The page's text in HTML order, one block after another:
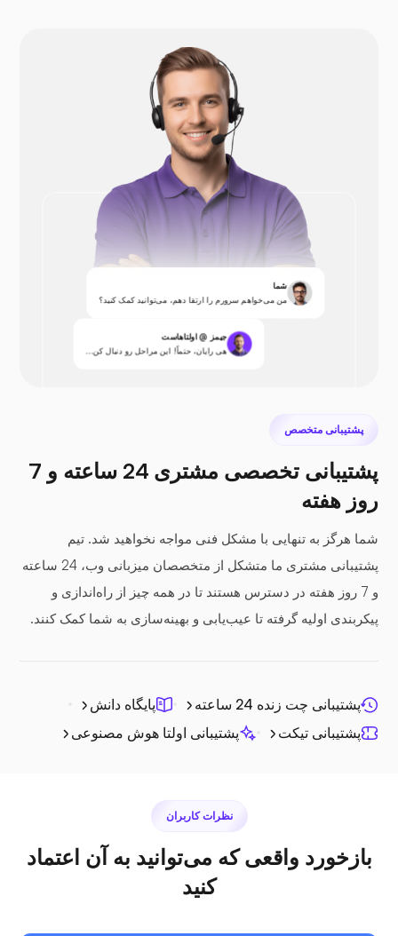
شما
من می‌خواهم سرورم را ارتقا دهم، می‌توانید کمک کنید؟
جیمز @ اولتاهاست
هی رایان، حتماً! این مراحل رو دنبال کن...
پشتیبانی متخصص
پشتیبانی تخصصی مشتری 24 ساعته و 7
روز هفته
شما هرگز به تنهایی با مشکل فنی مواجه نخواهید شد. تیم
پشتیبانی مشتری ما متشکل از متخصصان میزبانی وب، 24 ساعته
و 7 روز هفته در دسترس هستند تا در همه چیز از راه‌اندازی و
پیکربندی اولیه گرفته تا عیب‌یابی و بهینه‌سازی به شما کمک کنند.
پشتیبانی چت زنده 24 ساعته
پایگاه دانش
پشتیبانی تیکت
پشتیبانی اولتا هوش مصنوعی
نظرات کاربران
بازخورد واقعی که می‌توانید به آن اعتماد
کنید